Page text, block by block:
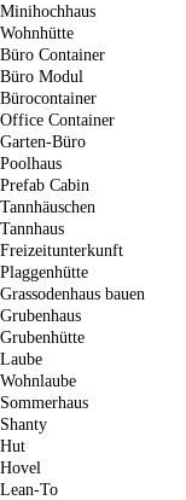
Minihochhaus
Wohnhütte
Büro Container
Büro Modul
Bürocontainer
Office Container
Garten-Büro
Poolhaus
Prefab Cabin
Tannhäuschen
Tannhaus
Freizeitunterkunft
Plaggenhütte
Grassodenhaus bauen
Grubenhaus
Grubenhütte
Laube
Wohnlaube
Sommerhaus
Shanty
Hut
Hovel
Lean-To